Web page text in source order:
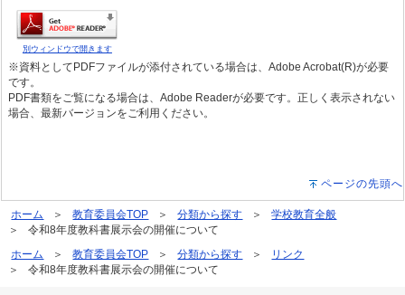
別ウィンドウで開きます
※資料としてPDFファイルが添付されている場合は、Adobe Acrobat(R)が必要
です。
PDF書類をご覧になる場合は、Adobe Readerが必要です。正しく表示されない
場合、最新バージョンをご利用ください。
ページの先頭へ
ホーム 教育委員会TOP 分類から探す
学校教育全般
令和8年度教科書展示会の開催について
ホーム
教育委員会TOP 分類から探す
リンク
令和8年度教科書展示会の開催について